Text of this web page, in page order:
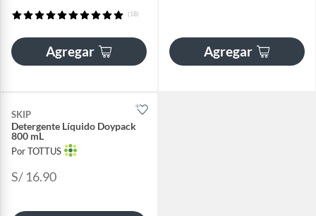
(18)
Agregar Agregar
SKIP
Detergente Líquido Doypack
800 mL
Por TOTTUS
S/ 16.90